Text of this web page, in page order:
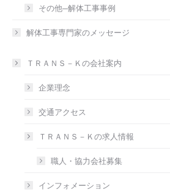
その他─解体工事事例
解体工事専門家のメッセージ
ＴＲＡＮＳ－Ｋの会社案内
企業理念
交通アクセス
ＴＲＡＮＳ－Ｋの求人情報
職人・協力会社募集
インフォメーション